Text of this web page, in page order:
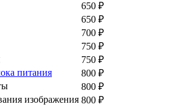
650 ₽
650 ₽
700 ₽
750 ₽
750 ₽
питания
800 ₽
800 ₽
изображения 800 ₽